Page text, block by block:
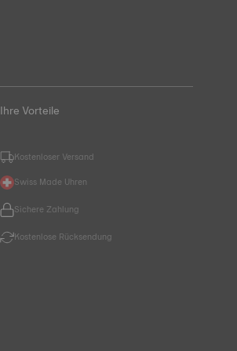
Ihre Vorteile
Kostenloser Versand
Swiss Made Uhren
Sichere Zahlung
Kostenlose Rücksendung